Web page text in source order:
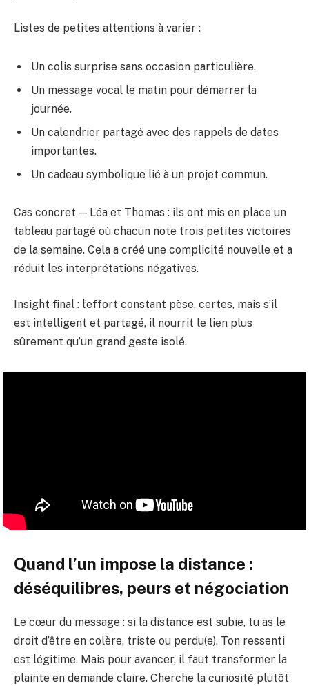
Listes de petites attentions à varier :
Un colis surprise sans occasion particulière.
Un message vocal le matin pour démarrer la
journée.
Un calendrier partagé avec des rappels de dates
importantes.
Un cadeau symbolique lié à un projet commun.
Cas concret — Léa et Thomas : ils ont mis en place un
tableau partagé où chacun note trois petites victoires
de la semaine. Cela a créé une complicité nouvelle et a
réduit les interprétations négatives.
Insight final : l’effort constant pèse, certes, mais s’il
est intelligent et partagé, il nourrit le lien plus
sûrement qu’un grand geste isolé.
Quand l’un impose la distance :
déséquilibres, peurs et négociation
Le cœur du message : si la distance est subie, tu as le
droit d’être en colère, triste ou perdu(e). Ton ressenti
est légitime. Mais pour avancer, il faut transformer la
plainte en demande claire. Cherche la curiosité plutôt